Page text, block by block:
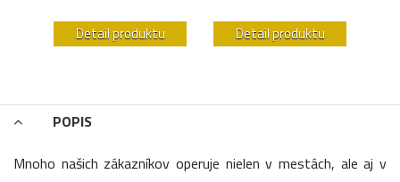
Detail produktu Detail produktu
POPIS
Mnoho našich zákazníkov operuje nielen v mestách, ale aj v